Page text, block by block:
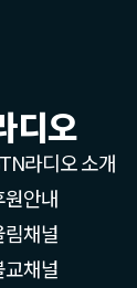
디오
라디오 소개
원안내
림채널
교채널